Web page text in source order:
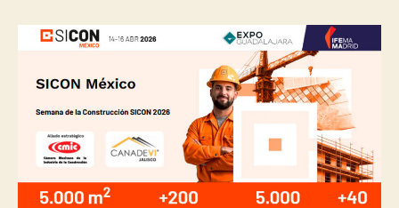
publicación
publicación